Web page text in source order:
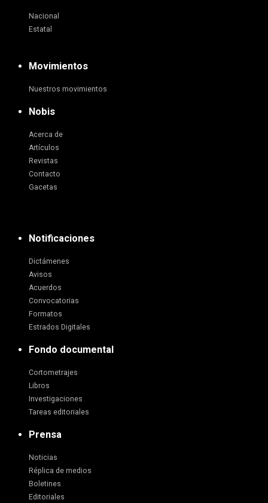
Nacional
Estatal
Movimientos
Nuestros movimientos
Nobis
Acerca de
Artículos
Revistas
Contacto
Gacetas
Notificaciones
Dictámenes
Avisos
Acuerdos
Convocatorias
Formatos
Estrados Digitales
Fondo documental
Cortometrajes
Libros
Investigaciones
Tareas editoriales
Prensa
Noticias
Réplica de medios
Boletines
Editoriales